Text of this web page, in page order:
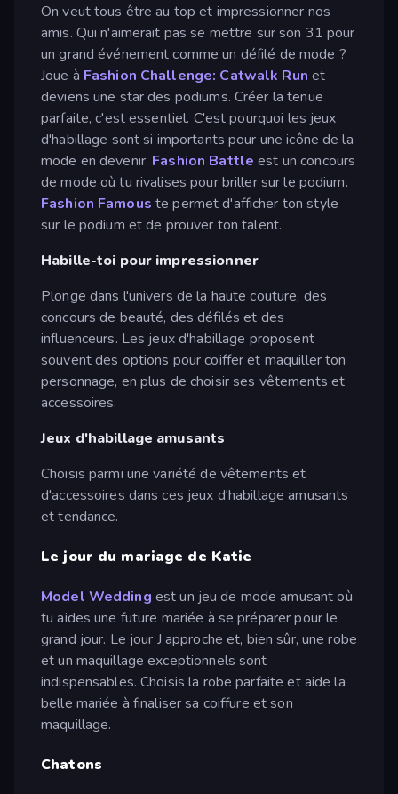
On veut tous être au top et impressionner nos
amis. Qui n'aimerait pas se mettre sur son 31 pour
un grand événement comme un défilé de mode ?
Joue à Fashion Challenge: Catwalk Run et
deviens une star des podiums. Créer la tenue
parfaite, c'est essentiel. C'est pourquoi les jeux
d'habillage sont si importants pour une icône de la
mode en devenir. Fashion Battle est un concours
de mode où tu rivalises pour briller sur le podium.
Fashion Famous te permet d'afficher ton style
sur le podium et de prouver ton talent.
Habille-toi pour impressionner
Plonge dans l'univers de la haute couture, des
concours de beauté, des défilés et des
influenceurs. Les jeux d'habillage proposent
souvent des options pour coiffer et maquiller ton
personnage, en plus de choisir ses vêtements et
accessoires.
Jeux d'habillage amusants
Choisis parmi une variété de vêtements et
d'accessoires dans ces jeux d'habillage amusants
et tendance.
Le jour du mariage de Katie
Model Wedding est un jeu de mode amusant où
tu aides une future mariée à se préparer pour le
grand jour. Le jour J approche et, bien sûr, une robe
et un maquillage exceptionnels sont
indispensables. Choisis la robe parfaite et aide la
belle mariée à finaliser sa coiffure et son
maquillage.
Chatons